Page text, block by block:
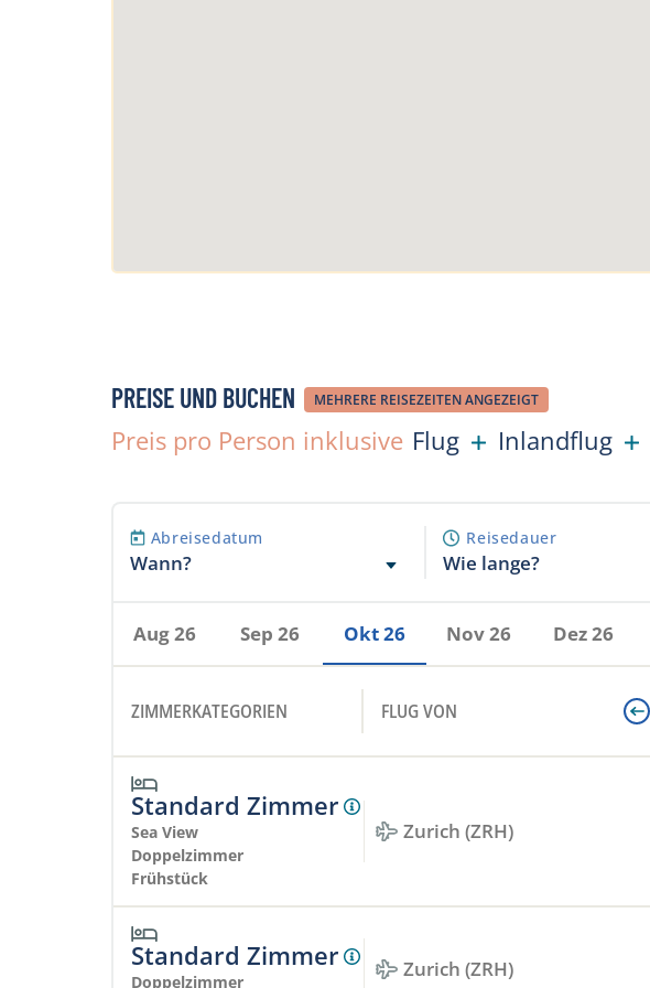
PREISE UND BUCHEN MEHRERE REISEZEITEN ANGEZEIGT
Preis pro Person inklusive Flug Inlandflug
Abreisedatum
Wann?
Reisedauer
Wie lange?
Aug 26 Sep 26 Okt 26 Nov 26 Dez 26
ZIMMERKATEGORIEN FLUG VON
Standard Zimmer
Sea View
Doppelzimmer
Frühstück
Zurich (ZRH)
Standard Zimmer
Doppelzimmer Zurich (ZRH)